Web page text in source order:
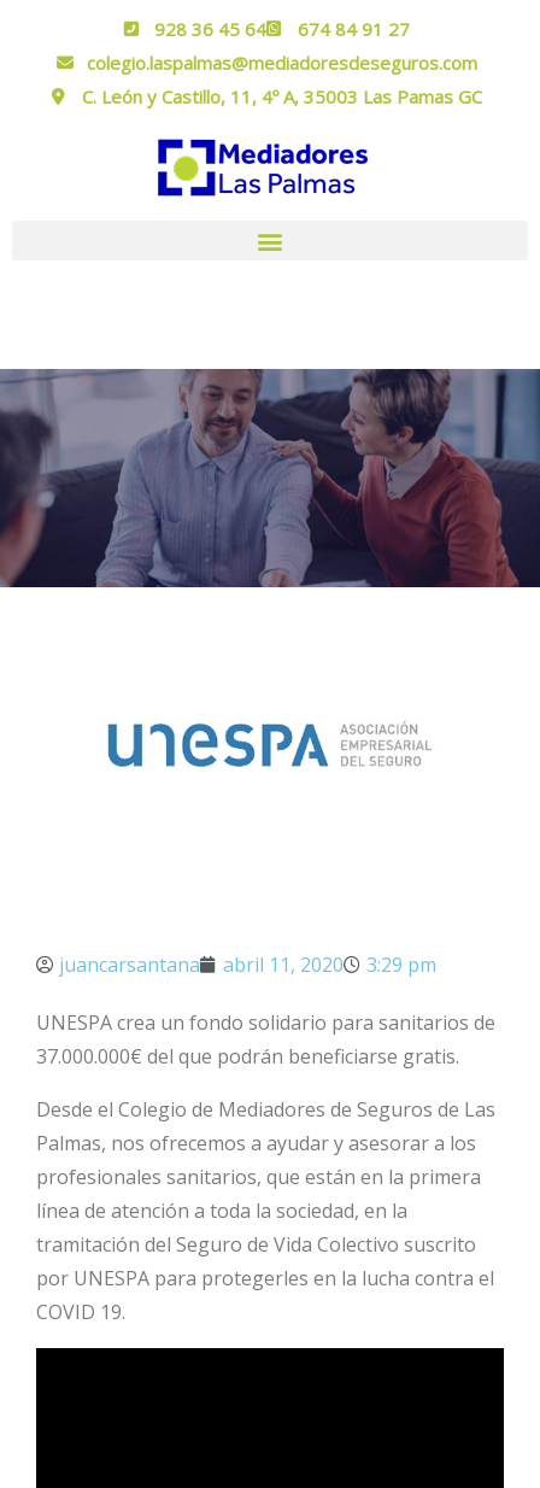
928 36 45 64
674 84 91 27
colegio.laspalmas@mediadoresdeseguros.com
C. León y Castillo, 11, 4º A, 35003 Las Pamas GC
juancarsantana abril 11, 2020 3:29 pm
UNESPA crea un fondo solidario para sanitarios de
37.000.000€ del que podrán beneficiarse gratis.
Desde el Colegio de Mediadores de Seguros de Las
Palmas, nos ofrecemos a ayudar y asesorar a los
profesionales sanitarios, que están en la primera
línea de atención a toda la sociedad, en la
tramitación del Seguro de Vida Colectivo suscrito
por UNESPA para protegerles en la lucha contra el
COVID 19.